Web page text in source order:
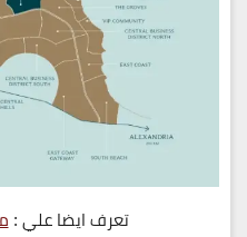
تعرف ايضا علي :